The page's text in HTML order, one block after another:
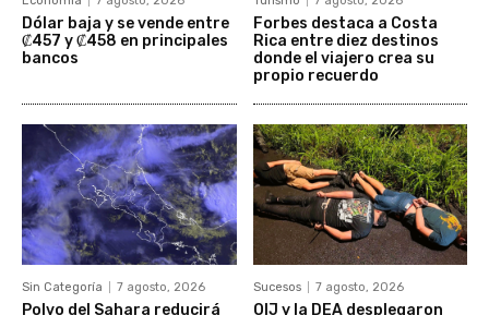
Dólar baja y se vende entre
₡457 y ₡458 en principales
bancos
Forbes destaca a Costa
Rica entre diez destinos
donde el viajero crea su
propio recuerdo
Sin Categoría 7 agosto, 2026
Polvo del Sahara reducirá
Sucesos 7 agosto, 2026
OIJ y la DEA desplegaron